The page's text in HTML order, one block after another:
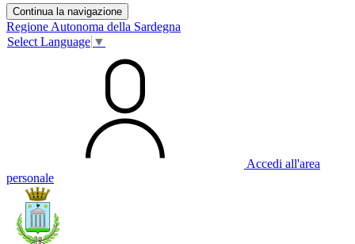
Continua la navigazione
Regione Autonoma della Sardegna
Select Language ▼
Accedi all'area
personale